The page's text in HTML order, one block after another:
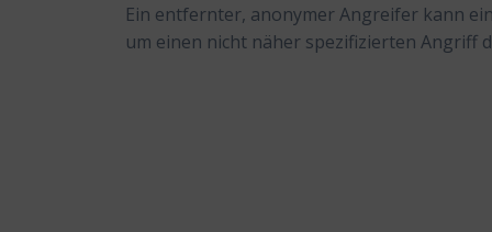
Ein entfernter, anonymer Angreifer kann
um einen nicht näher spezifizierten Angriff